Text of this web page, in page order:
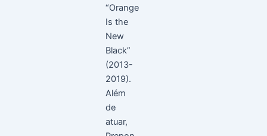
“Orange
Is the
New
Black”
(2013-
2019).
Além
de
atuar,